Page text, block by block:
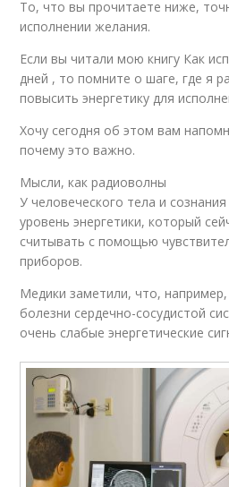
То, что вы прочитаете ниже,
исполнении желания.
Если вы читали мою книгу Как
дней , то помните о шаге, где я
повысить энергетику для
Хочу сегодня об этом вам
почему это важно.
Мысли, как радиоволны
У человеческого тела и
уровень энергетики, который
считывать с помощью
приборов.
Медики заметили, что,
болезни сердечно-сосудистой
очень слабые энергетические